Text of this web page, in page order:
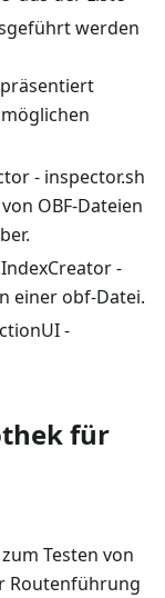
werden
- inspector.sh
OBF-Dateien
-
einer obf-Datei.
-
für
Testen von
Routenführung